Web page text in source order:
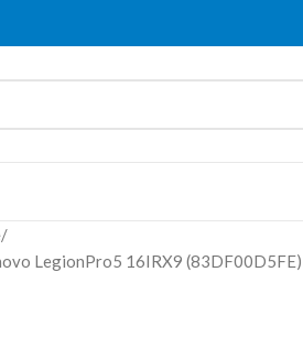
LegionPro5 16IRX9 (83DF00D5FE)